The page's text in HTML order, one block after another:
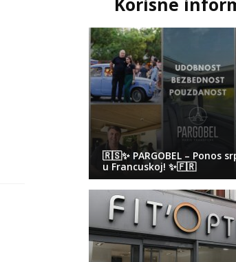
🇷🇸✨ PARGOBEL – Ponos
u Francuskoj! ✨🇫🇷